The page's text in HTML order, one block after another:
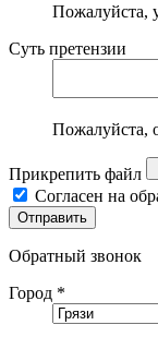
Пожалуйста,
Суть претензии
Пожалуйста,
Прикрепить файл
Согласен на
Обратный звонок
Город *